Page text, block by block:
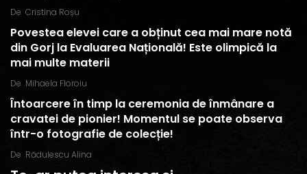
De Cristina Roșu
Povestea elevei care a obținut cea mai mare notă
din Gorj la Evaluarea Națională! Este olimpică la
mai multe materii
De Mihaela Floroiu
Întoarcere în timp la ceremonia de înmânare a
cravatei de pionier! Momentul se poate observa
într-o fotografie de colecție!
De Rădulescu Alina